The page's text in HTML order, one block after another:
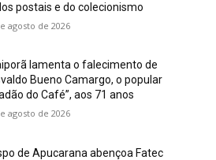
postais e do colecionismo
agosto de 2026
lamenta o falecimento de
Bueno Camargo, o popular
do Café”, aos 71 anos
agosto de 2026
de Apucarana abençoa Fatec